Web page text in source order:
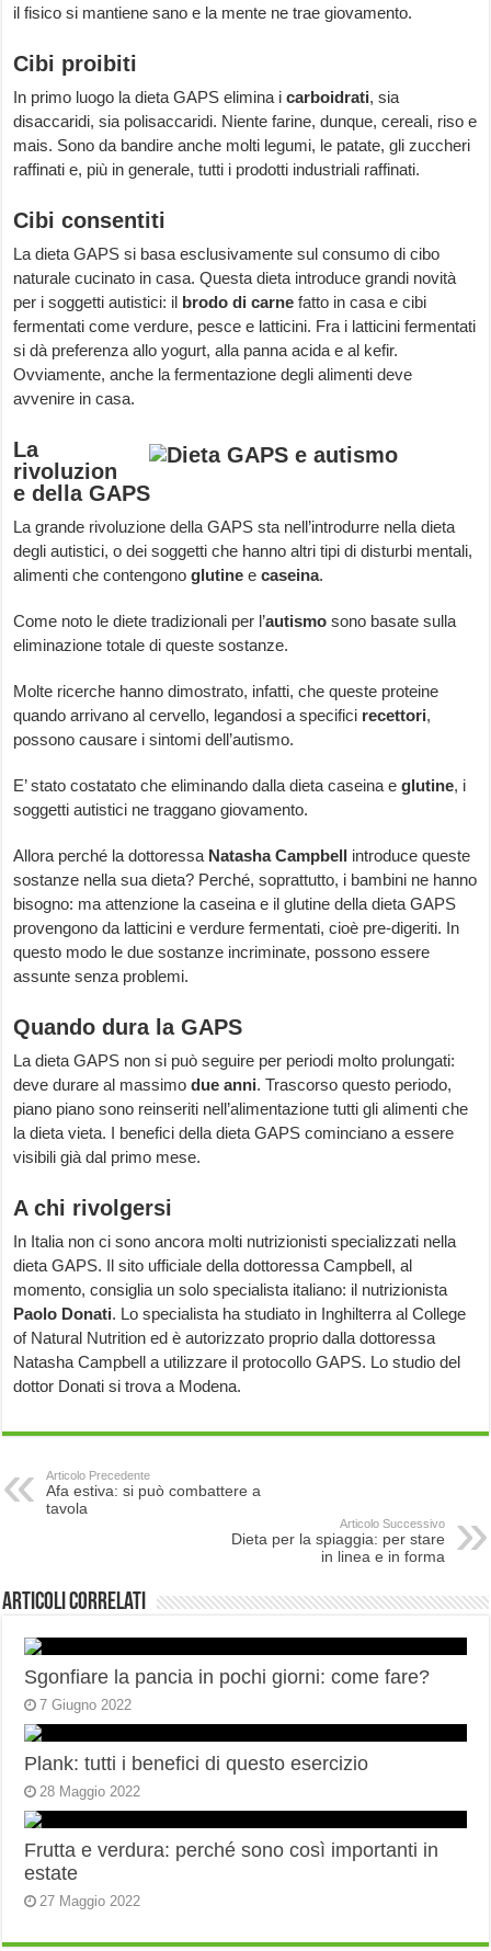
il fisico si mantiene sano e la mente ne trae giovamento.
Cibi proibiti
In primo luogo la dieta GAPS elimina icarboidrati, sia
disaccaridi, sia polisaccaridi. Niente farine, dunque, cereali, riso e
mais. Sono da bandire anche molti legumi, le patate, gli zuccheri
raffinati e, più in generale, tutti i prodotti industriali raffinati.
Cibi consentiti
La dieta GAPS si basa esclusivamente sul consumo di cibo
naturale cucinato in casa. Questa dieta introduce grandi novità
per i soggetti autistici: il brodo di carne fatto in casa e cibi
fermentati come verdure, pesce e latticini. Fra i latticini fermentati
si dà preferenza allo yogurt, alla panna acida e al kefir.
Ovviamente, anche la fermentazione degli alimenti deve
avvenire in casa.
La
rivoluzion
e della GAPS
La grande rivoluzione della GAPS sta nell’introdurre nella dieta
degli autistici, o dei soggetti che hanno altri tipi di disturbi mentali,
alimenti che contengonoglutine ecaseina.
Come noto le diete tradizionali per l’autismo sono basate sulla
eliminazione totale di queste sostanze.
Molte ricerche hanno dimostrato, infatti, che queste proteine
quando arrivano al cervello, legandosi a specifici recettori,
possono causare i sintomi dell’autismo.
E’ stato costatato che eliminando dalla dieta caseina e glutine, i
soggetti autistici ne traggano giovamento.
Allora perché la dottoressa Natasha Campbell introduce queste
sostanze nella sua dieta? Perché, soprattutto, i bambini ne hanno
bisogno: ma attenzione la caseina e il glutine della dieta GAPS
provengono da latticini e verdure fermentati, cioè pre-digeriti. In
questo modo le due sostanze incriminate, possono essere
assunte senza problemi.
Quando dura la GAPS
La dieta GAPS non si può seguire per periodi molto prolungati:
deve durare al massimodue anni. Trascorso questo periodo,
piano piano sono reinseriti nell’alimentazione tutti gli alimenti che
la dieta vieta. I benefici della dieta GAPS cominciano a essere
visibili già dal primo mese.
A chi rivolgersi
In Italia non ci sono ancora molti nutrizionisti specializzati nella
dieta GAPS. Il sito ufficiale della dottoressa Campbell, al
momento, consiglia un solo specialista italiano: il nutrizionista
Paolo Donati. Lo specialista ha studiato in Inghilterra al College
of Natural Nutrition ed è autorizzato proprio dalla dottoressa
Natasha Campbell a utilizzare il protocollo GAPS. Lo studio del
dottor Donati si trova a Modena.
Articolo Precedente
Afa estiva: si può combattere a
tavola
Articolo Successivo
Dieta per la spiaggia: per stare
in linea e in forma
Articoli correlati
Sgonfiare la pancia in pochi giorni: come fare?
7 Giugno 2022
Plank: tutti i benefici di questo esercizio
28 Maggio 2022
Frutta e verdura: perché sono così importanti in
estate
27 Maggio 2022